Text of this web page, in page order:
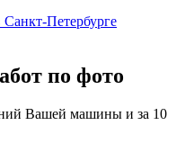
Петербурге
по фото
Вашей машины и за 10